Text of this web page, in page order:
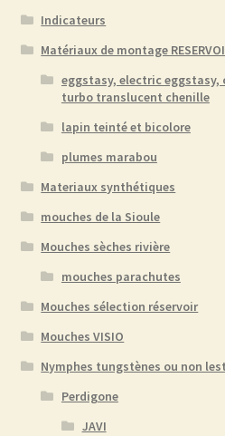
Indicateurs
Matériaux de montage
eggstasy, electric
turbo translucent chenille
lapin teinté et bicolore
plumes marabou
Materiaux synthétiques
mouches de la Sioule
Mouches sèches rivière
mouches parachutes
Mouches sélection réservoir
Mouches VISIO
Nymphes tungstènes ou non
Perdigone
JAVI